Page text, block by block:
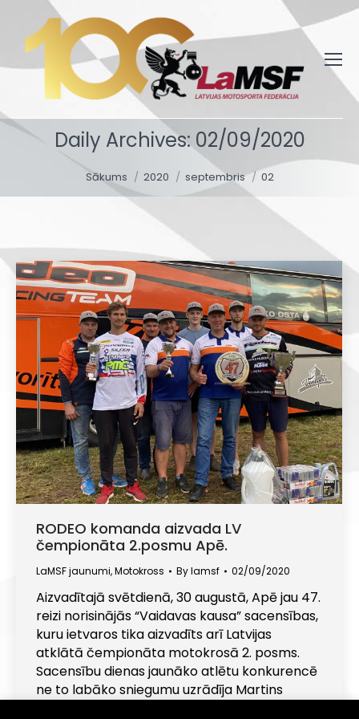
Daily Archives:02/09/2020
Sākums 2020 septembris 02
RODEO komanda aizvada LV
čempionāta 2.posmu Apē.
LaMSF jaunumi,Motokross Bylamsf 02/09/2020
Aizvadītajā svētdienā, 30 augustā, Apē jau 47.
reizi norisinājās “Vaidavas kausa” sacensības,
kuru ietvaros tika aizvadīts arī Latvijas
atklātā čempionāta motokrosā 2. posms.
Sacensību dienas jaunāko atlētu konkurencē
ne to labāko sniegumu uzrādīja Martins